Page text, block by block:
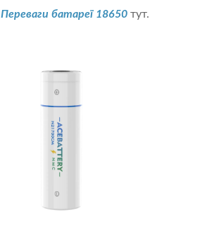
Переваги батареї 18650 тут.